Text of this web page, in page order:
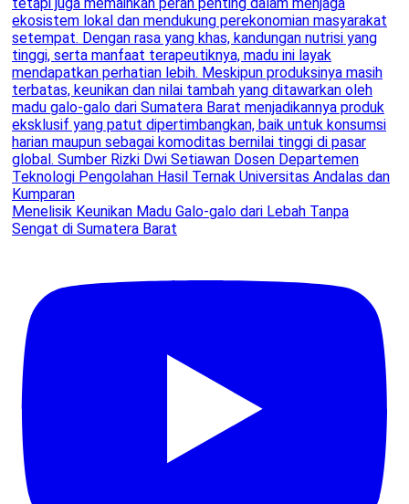
Menelisik Keunikan Madu Galo-galo dari Lebah Tanpa
Sengat di Sumatera Barat